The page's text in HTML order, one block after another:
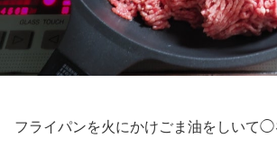
フライパンを火にかけごま油をしいて◯